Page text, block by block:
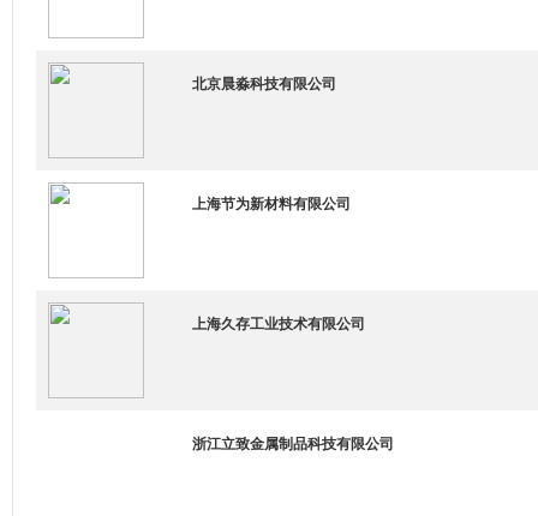
北京晨淼科技有限公司
上海节为新材料有限公司
上海久存工业技术有限公司
浙江立致金属制品科技有限公司